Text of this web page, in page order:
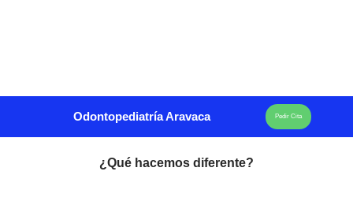
Odontopediatría Aravaca Pedir Cita
¿Qué hacemos diferente?